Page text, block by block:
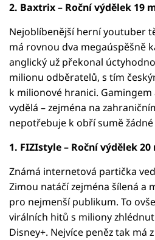
2. Baxtrix – Roční výdělek 19
Nejoblíbenější herní youtuber
má rovnou dva megaúspěšně
anglický už překonal
milionu odběratelů, s tím
k milionové hranici. Gamingem
vydělá – zejména na
nepotřebuje k obří sumě
1. FIZIstyle – Roční výdělek
Známá internetová partička
Zimou natáčí zejména šílená a
pro nejmenší publikum. To
virálních hitů s miliony
Disney+. Nejvíce peněz tak má